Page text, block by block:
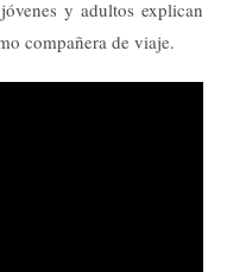
y adultos explican
compañera de viaje.